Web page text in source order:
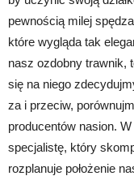
pewnością milej
które wygląda tak
nasz ozdobny trawnik,
się na niego
za i przeciw,
producentów nasion.
specjalistę, który
rozplanuje położenie